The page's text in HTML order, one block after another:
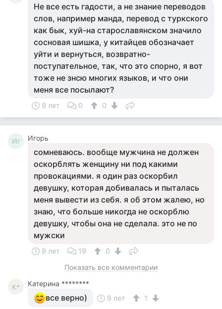
Не все есть гадости, а не знание переводов
слов, например манда, перевод с туркского
как бык, хуй-на старославянском значило
сосновая шишка, у китайцев обозначает
уйти и вернуться, возвратно-
поступательное, так, что это спорно, я вот
тоже не знсю многих языков, и что они
меня все посылают?
9 лет 0 0
Иг Игорь
сомневаюсь. вообще мужчина не должен
оскорблять женщину ни под какими
провокациями. я один раз оскорбил
девушку, которая добивалась и пыталась
меня вывести из себя. я об этом жалею, но
знаю, что больше никогда не оскорблю
девушку, чтобы она не сделала. это не по
мужски
9 лет 19
0
Показать все комментарии
К* Катерина ********
все верно) 9 лет 1